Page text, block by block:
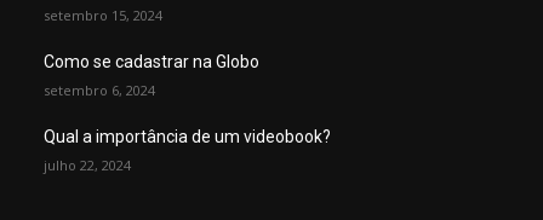
setembro 15, 2024
Como se cadastrar na Globo
setembro 6, 2024
Qual a importância de um videobook?
julho 22, 2024